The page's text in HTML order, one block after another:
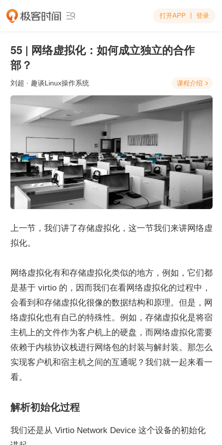
 打开APP 登录
55 | 网络虚拟化：如何成立独立的合作
部？
刘超 · 趣谈Linux操作系统 课程介绍 
上一节，我们讲了存储虚拟化，这一节我们来讲网络虚
拟化。
网络虚拟化有和存储虚拟化类似的地方，例如，它们都
是基于 virtio 的，因而我们在看网络虚拟化的过程中，
会看到和存储虚拟化很像的数据结构和原理。但是，网
络虚拟化也有自己的特殊性。例如，存储虚拟化是将宿
主机上的文件作为客户机上的硬盘，而网络虚拟化需要
依赖于内核协议栈进行网络包的封装与解封装。那怎么
实现客户机和宿主机之间的互通呢？我们就一起来看一
看。
解析初始化过程
我们还是从 Virtio Network Device 这个设备的初始化